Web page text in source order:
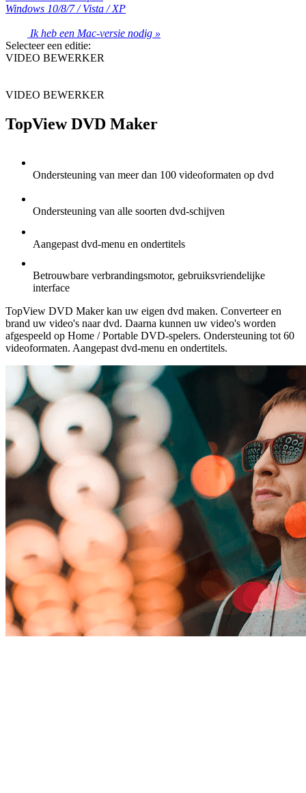
Windows 10/8/7 / Vista / XP
Ik heb een Mac-versie nodig »
Selecteer een editie:
VIDEO BEWERKER
VIDEO BEWERKER
TopView DVD Maker
Ondersteuning van meer dan 100 videoformaten op dvd
Ondersteuning van alle soorten dvd-schijven
Aangepast dvd-menu en ondertitels
Betrouwbare verbrandingsmotor, gebruiksvriendelijke
interface
TopView DVD Maker kan uw eigen dvd maken. Converteer en
brand uw video's naar dvd. Daarna kunnen uw video's worden
afgespeeld op Home / Portable DVD-spelers. Ondersteuning tot 60
videoformaten. Aangepast dvd-menu en ondertitels.